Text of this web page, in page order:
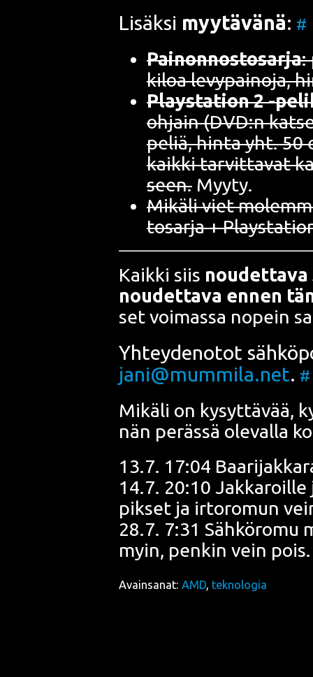
Lisäk­si myy­tä­vä­nä: #
Pai­non­nos­to­sar­ja:
kiloa levy­pai­no­ja,
Plays­ta­tion 2 -
ohjain (DVD:n
peliä, hin­ta yht. 50
kaik­ki tar­vit­ta­vat
seen. Myyty.
Mikä­li viet
to­sar­ja +
Kaik­ki siis nou­det­ta­va
nou­det­ta­va ennen
set voi­mas­sa nopein
Yhtey­de­no­tot
jani@mummila.net. #
Mikä­li on kysyt­tä­vää,
nän peräs­sä ole­val­la
13.7. 17:04
14.7. 20:10
pik­set ja irto­ro­mun
28.7. 7:31 Säh­kö­ro­mu
myin, pen­kin vein
Avainsanat: AMD, teknologia